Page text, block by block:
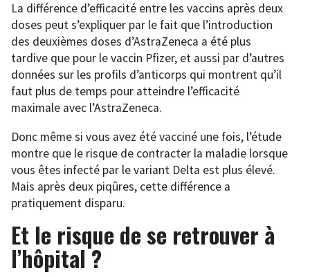
La différence d’efficacité entre les vaccins après deux
doses peut s’expliquer par le fait que l’introduction
des deuxièmes doses d’AstraZeneca a été plus
tardive que pour le vaccin Pfizer, et aussi par d’autres
données sur les profils d’anticorps qui montrent qu’il
faut plus de temps pour atteindre l’efficacité
maximale avec l’AstraZeneca.
Donc même si vous avez été vacciné une fois, l’étude
montre que le risque de contracter la maladie lorsque
vous êtes infecté par le variant Delta est plus élevé.
Mais après deux piqûres, cette différence a
pratiquement disparu.
Et le risque de se retrouver à
l’hôpital ?